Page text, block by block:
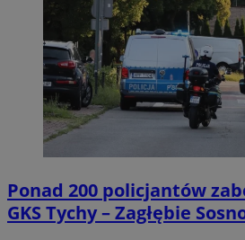
Ponad 200 policjantów
GKS Tychy – Zagłębie